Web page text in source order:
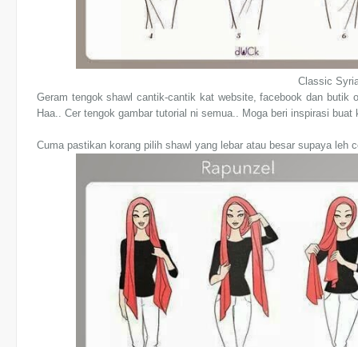
Classic
Geram tengok shawl cantik-cantik kat website, facebook dan butik
Haa.. Cer tengok gambar tutorial ni semua.. Moga beri inspirasi
Cuma pastikan korang pilih shawl yang lebar atau besar supaya leh